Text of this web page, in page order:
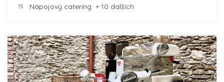
Nápojový catering + 10 dalších